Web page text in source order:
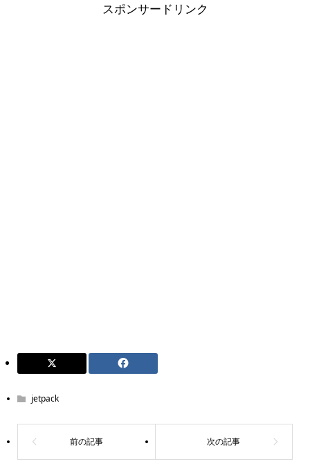
スポンサードリンク
jetpack